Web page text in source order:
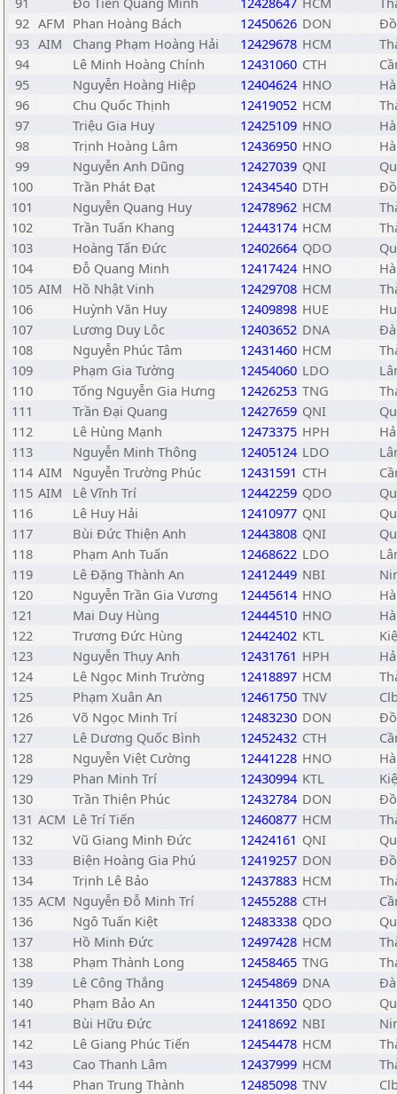
92 AFM Phan Hoàng Bách 12450626 DON
93 AIM Chang Phạm Hoàng Hải 12429678 HCM
94
Lê Minh Hoàng Chính 12431060 CTH
95
Nguyễn Hoàng Hiệp 12404624 HNO
96
Chu Quốc Thịnh 12419052 HCM
97
Triệu Gia Huy 12425109 HNO
98
Trịnh Hoàng Lâm 12436950 HNO
99
Nguyễn Anh Dũng 12427039 QNI
100
Trần Phát Đạt 12434540 DTH
101
Nguyễn Quang Huy 12478962 HCM
102
Trần Tuấn Khang 12443174 HCM
103
Hoàng Tấn Đức 12402664 QDO
104
Đỗ Quang Minh 12417424 HNO
105 AIM Hồ Nhật Vinh 12429708 HCM
106
Huỳnh Văn Huy 12409898 HUE
107
Lương Duy Lôc 12403652 DNA
108
Nguyễn Phúc Tâm 12431460 HCM
109
Phạm Gia Tường 12454060 LDO
110
Tống Nguyễn Gia Hưng 12426253 TNG
111
Trần Đại Quang 12427659 QNI
112
Lê Hùng Mạnh 12473375 HPH
113
Nguyễn Minh Thông 12405124 LDO
114 AIM Nguyễn Trường Phúc 12431591 CTH
115 AIM Lê Vĩnh Trí 12442259 QDO
116
Lê Huy Hải 12410977 QNI
117
Bùi Đức Thiện Anh 12443808 QNI
118
Phạm Anh Tuấn 12468622 LDO
119
Lê Đặng Thành An 12412449 NBI
120
Nguyễn Trần Gia Vương 12445614 HNO
121
Mai Duy Hùng 12444510 HNO
122
Trương Đức Hùng 12442402 KTL
123
Nguyễn Thụy Anh 12431761 HPH
124
Lê Ngọc Minh Trường 12418897 HCM
125
Phạm Xuân An 12461750 TNV
126
Võ Ngọc Minh Trí 12483230 DON
127
Lê Dương Quốc Bình 12452432 CTH
128
Nguyễn Việt Cường 12441228 HNO
129
Phan Minh Trí 12430994 KTL
130
Trần Thiện Phúc 12432784 DON
131 ACM Lê Trí Tiến 12460877 HCM
132
Vũ Giang Minh Đức 12424161 QNI
133
Biện Hoàng Gia Phú 12419257 DON
134
Trịnh Lê Bảo 12437883 HCM
135 ACM Nguyễn Đỗ Minh Trí 12455288 CTH
136
Ngô Tuấn Kiệt 12483338 QDO
137
Hồ Minh Đức 12497428 HCM
138
Phạm Thành Long 12458465 TNG
139
Lê Công Thắng 12454869 DNA
140
Phạm Bảo An 12441350 QDO
141
Bùi Hữu Đức 12418692 NBI
142
Lê Giang Phúc Tiến 12454478 HCM
143
Cao Thanh Lâm 12437999 HCM
144
Phan Trung Thành 12485098 TNV